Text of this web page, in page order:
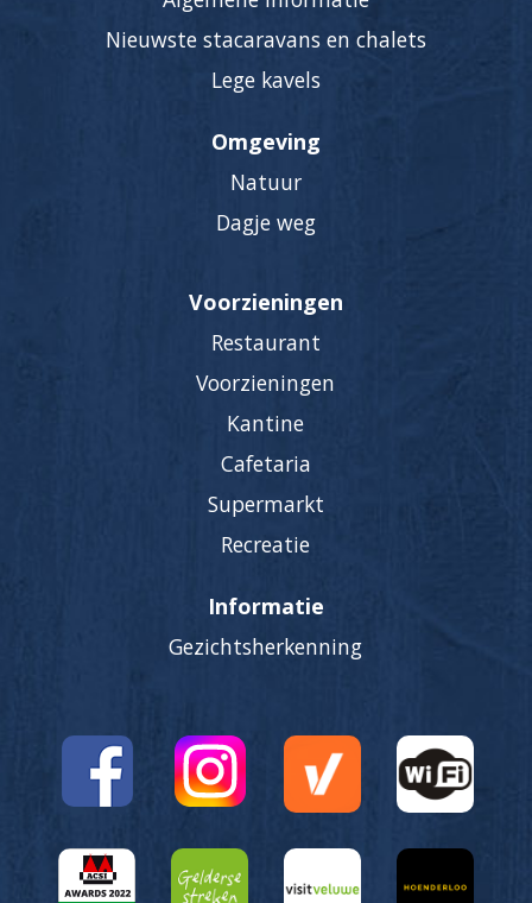
Nieuwste stacaravans en chalets
Lege kavels
Omgeving
Natuur
Dagje weg
Voorzieningen
Restaurant
Voorzieningen
Kantine
Cafetaria
Supermarkt
Recreatie
Informatie
Gezichtsherkenning